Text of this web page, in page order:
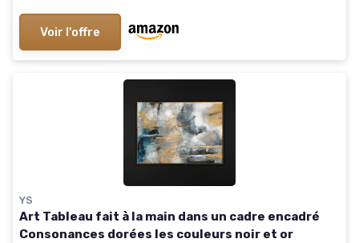
Voir l'offre
YS
Art Tableau fait à la main dans un cadre encadré
Consonances dorées les couleurs noir et or